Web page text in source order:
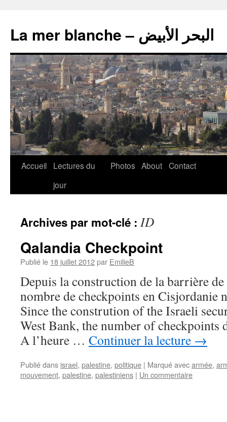
La mer blanche – البحر الأبيض
Accueil
Lectures du
jour
Photos About Contact
Archives par mot-clé : ID
Qalandia Checkpoint
Publié le 18 juillet 2012par EmilieB
Depuis la construction de la barrière
nombre de checkpoints en Cisjordanie
Since the constrution of the Israeli
West Bank, the number of checkpoints
A l’heure … Continuer la lecture →
Publié dans israel, palestine, politique | Marqué avecarmée,
mouvement, palestine, palestiniens | Un commentaire